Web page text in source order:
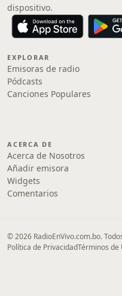
dispositivo.
EXPLORAR
Emisoras de radio
Pódcasts
Canciones Populares
ACERCA DE
Acerca de Nosotros
Añadir emisora
Widgets
Comentarios
© 2026 RadioEnVivo.com.bo.
Política de PrivacidadTérminos de